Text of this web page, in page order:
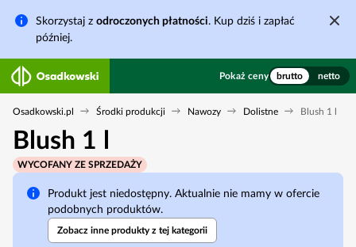
Skorzystaj z odroczonych płatności. Kup dziś i zapłać
później.
Pokaż ceny brutto netto
Osadkowski.pl Środki produkcji Nawozy Dolistne Blush 1 l
Blush 1 l
WYCOFANY ZE SPRZEDAŻY
Produkt jest niedostępny. Aktualnie nie mamy w ofercie
podobnych produktów.
Zobacz inne produkty z tej kategorii